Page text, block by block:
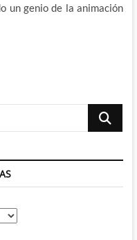
un genio de la animación
Buscar